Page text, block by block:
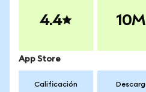
4.4
App Store
Calificación